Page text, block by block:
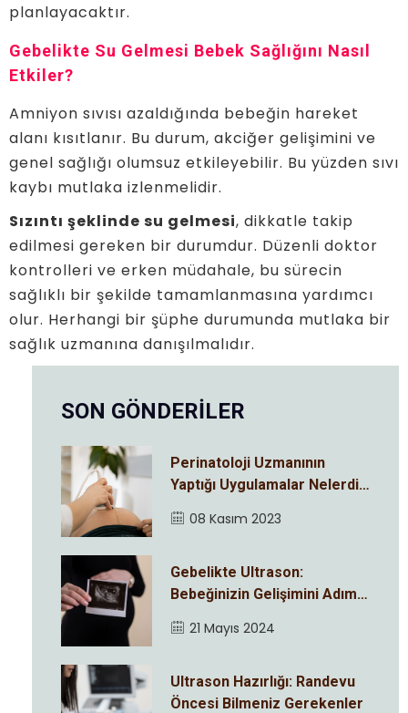
planlayacaktır.
Gebelikte Su Gelmesi Bebek Sağlığını Nasıl
Etkiler?
Amniyon sıvısı azaldığında bebeğin hareket
alanı kısıtlanır. Bu durum, akciğer gelişimini ve
genel sağlığı olumsuz etkileyebilir. Bu yüzden sıvı
kaybı mutlaka izlenmelidir.
Sızıntı şeklinde su gelmesi, dikkatle takip
edilmesi gereken bir durumdur. Düzenli doktor
kontrolleri ve erken müdahale, bu sürecin
sağlıklı bir şekilde tamamlanmasına yardımcı
olur. Herhangi bir şüphe durumunda mutlaka bir
sağlık uzmanına danışılmalıdır.
SON GÖNDERİLER
Perinatoloji Uzmanının
Yaptığı Uygulamalar Nelerdir
08 Kasım 2023
Gebelikte Ultrason:
Bebeğinizin Gelişimini Adım
21 Mayıs 2024
Ultrason Hazırlığı: Randevu
Öncesi Bilmeniz Gerekenler